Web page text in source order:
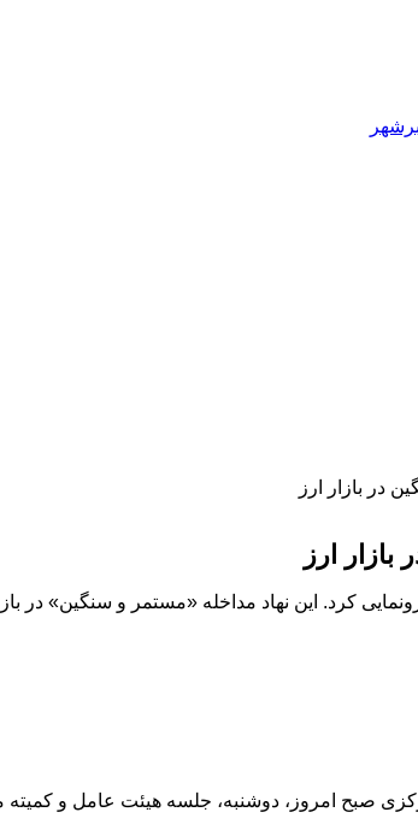
در بازار ارز
ارز
کرد. این نهاد مداخله «مستمر و سنگین» در
صبح امروز، دوشنبه، جلسه هیئت عامل و کمیته